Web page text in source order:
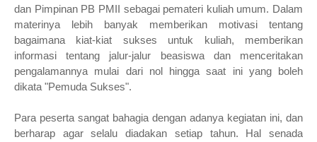
dan Pimpinan PB PMII sebagai pemateri kuliah umum. Dalam
materinya lebih banyak memberikan motivasi tentang
bagaimana kiat-kiat sukses untuk kuliah, memberikan
informasi tentang jalur-jalur beasiswa dan menceritakan
pengalamannya mulai dari nol hingga saat ini yang boleh
dikata "Pemuda Sukses".
Para peserta sangat bahagia dengan adanya kegiatan ini, dan
berharap agar selalu diadakan setiap tahun. Hal senada